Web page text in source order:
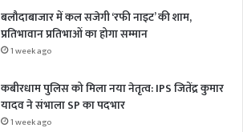
बलौदाबाजार में कल सजेगी ‘रफी नाइट’ की शाम,
प्रतिभावान प्रतिभाओं का होगा सम्मान
1 week ago
कबीरधाम पुलिस को मिला नया नेतृत्व: IPS जितेंद्र कुमार
यादव ने संभाला SP का पदभार
1 week ago